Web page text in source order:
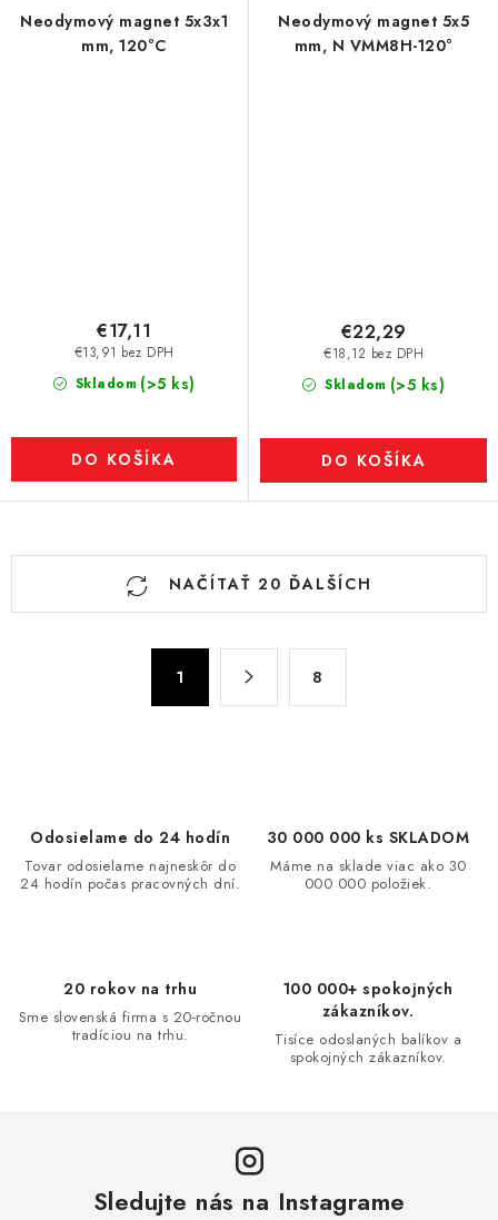
Neodymový magnet 5x3x1
mm, 120°C
Skladom (>5 ks)
€13,91 bez DPH
€17,11
DO KOŠÍKA
Neodymový magnet 5x5
mm, N VMM8H-120°
Skladom (>5 ks)
€18,12 bez DPH
€22,29
DO KOŠÍKA
O
v
p
NAČÍTAŤ 20 ĎALŠÍCH
a
1 8
Odosielame do 24 hodín
Tovar odosielame najneskôr do
24 hodín počas pracovných dní.
30 000 000 ks SKLADOM
Máme na sklade viac ako 30
000 000 položiek.
20 rokov na trhu
Sme slovenská firma s 20-ročnou
tradíciou na trhu.
100 000+ spokojných
zákazníkov.
Tisíce odoslaných balíkov a
spokojných zákazníkov.
Sledujte nás na Instagrame